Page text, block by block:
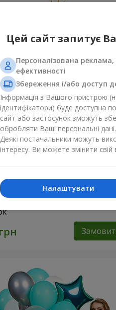
куль “Golden hearts”
кульок "Фламінго" - 9
Цей сайт запитує
Персоналізована
ефективності
Збереження і/або доступ
Інформація з Вашого пристрою
ідентифікатори) буде доступна
сайт або застосунок зможуть
обробляти Ваші персональні дані.
Деякі постачальники можуть
інтересу. Ви можете змінити свій
Налаштувати